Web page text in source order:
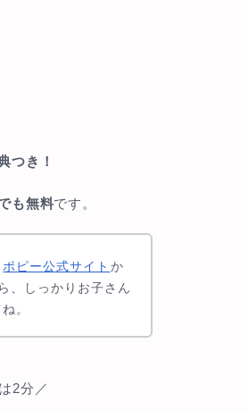
つき！
も無料です。
ポピー公式サイト か
、しっかりお子さん
。
2分／